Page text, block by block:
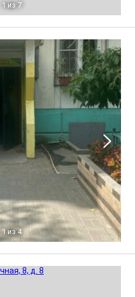
1 из 7
1 из 4